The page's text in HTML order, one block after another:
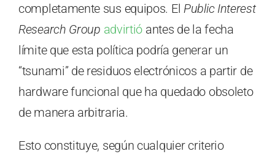
completamente sus equipos. El Public Interest
Research Group advirtió antes de la fecha
límite que esta política podría generar un
“tsunami” de residuos electrónicos a partir de
hardware funcional que ha quedado obsoleto
de manera arbitraria.
Esto constituye, según cualquier criterio